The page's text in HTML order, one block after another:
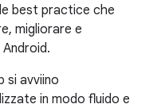
best practice che
migliorare e
si avviino
in modo fluido e